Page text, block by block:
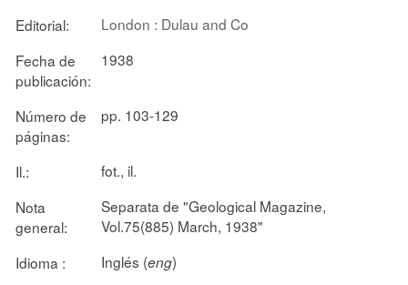
Editorial:
London : Dulau and Co
Fecha de
publicación:
1938
Número de
páginas:
pp. 103-129
Il.:
fot., il.
Nota
general:
Separata de "Geological Magazine,
Vol.75(885) March, 1938"
Idioma :
Inglés (eng)